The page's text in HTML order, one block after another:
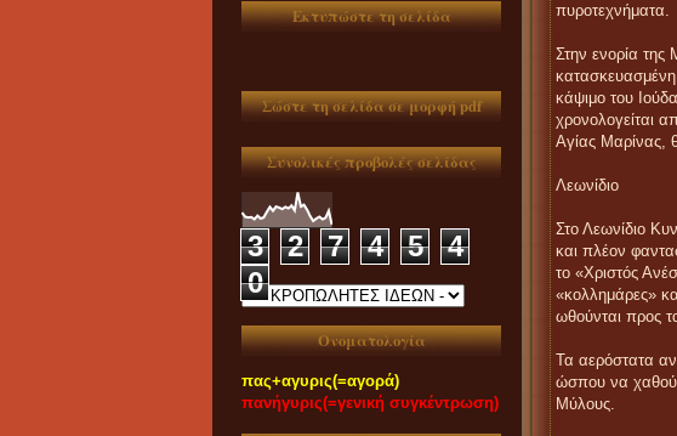
Εκτυπώστε τη σελίδα
Σώστε τη σελίδα σε μορφή pdf
Συνολικές προβολές σελίδας
3 2 7 4 5
4
0
Ονοματολογία
πας+αγυρις(=αγορά)
πανήγυρις(=γενική συγκέντρωση)
πυροτεχνήματα.
Στην ενορία
κατασκευασμένη
κάψιμο του
χρονολογείται
Αγίας Μαρίνας,
Λεωνίδιο
Στο Λεωνίδιο
και πλέον
το «Χριστός
«κολλημάρες»
ωθούνται προς
Τα αερόστατα
ώσπου να
Μύλους.